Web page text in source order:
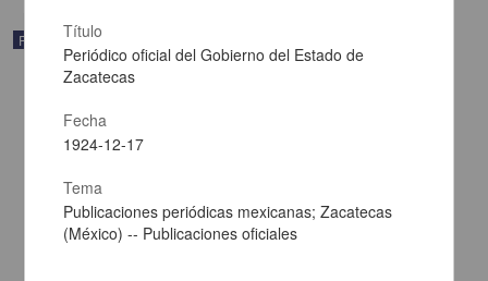
Publicación
Título
Periódico oficial del Gobierno del Estado de
Zacatecas
Fecha
1924-12-17
Tema
Publicaciones periódicas mexicanas; Zacatecas
(México) -- Publicaciones oficiales